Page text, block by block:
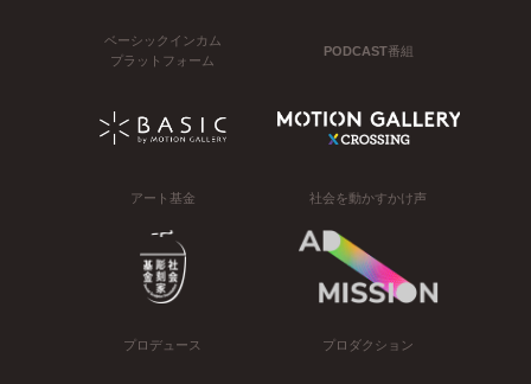
ベーシックインカム
プラットフォーム
PODCAST番組
アート基金 社会を動かすかけ声
プロデュース プロダクション